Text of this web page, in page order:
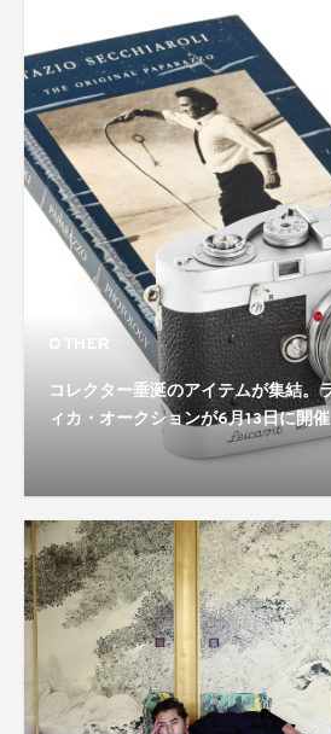
OTHER
コレクター垂涎のアイテムが集結。
ィカ・オークションが6月13日に開催